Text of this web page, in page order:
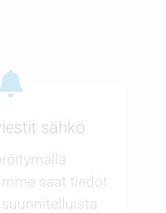
sähkö
saat tiedot